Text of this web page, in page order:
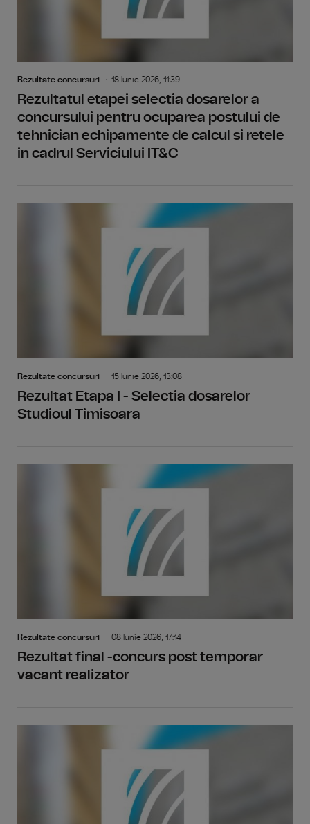
Rezultate concursuri 18 Iunie 2026, 11:39
Rezultatul etapei selectia dosarelor a
concursului pentru ocuparea postului de
tehnician echipamente de calcul si retele
in cadrul Serviciului IT&C
Rezultate concursuri 15 Iunie 2026, 13:08
Rezultat Etapa I - Selectia dosarelor
Studioul Timisoara
Rezultate concursuri 08 Iunie 2026, 17:14
Rezultat final -concurs post temporar
vacant realizator